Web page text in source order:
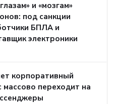
и «мозгам»
под санкции
БПЛА и
электроники
корпоративный
массово переходит на